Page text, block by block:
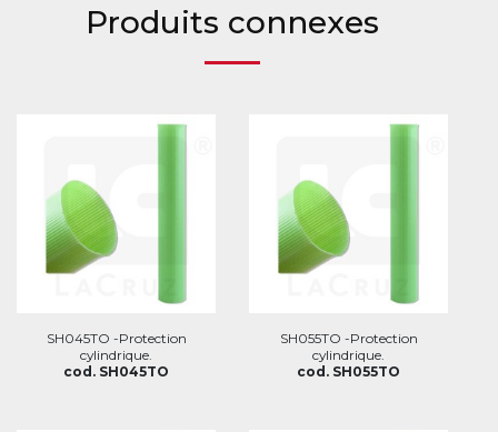
Produits connexes
SH045TO -Protection
cylindrique.
cod. SH045TO
SH055TO -Protection
cylindrique.
cod. SH055TO